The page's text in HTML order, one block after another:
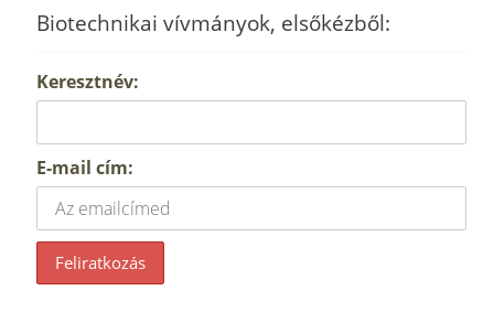
Biotechnikai vívmányok, elsőkézből:
Keresztnév:
E-mail cím: